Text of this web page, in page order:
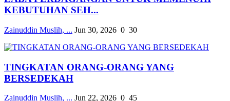
KEBUTUHAN SEH...
Zainuddin Muslih, ... Jun 30, 2026 0 30
TINGKATAN ORANG-ORANG YANG
BERSEDEKAH
Zainuddin Muslih, ... Jun 22, 2026 0 45